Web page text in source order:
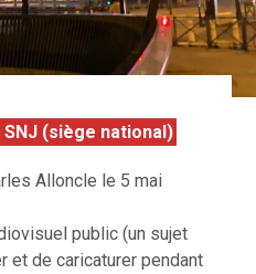
(siège national)
Alloncle le 5 mai
public (un sujet
et de caricaturer pendant